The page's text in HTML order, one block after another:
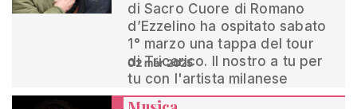
di Sacro Cuore di Romano
d’Ezzelino ha ospitato sabato
1° marzo una tappa del tour
di Tricarico. Il nostro a tu per
tu con l'artista milanese
02 mar 2025